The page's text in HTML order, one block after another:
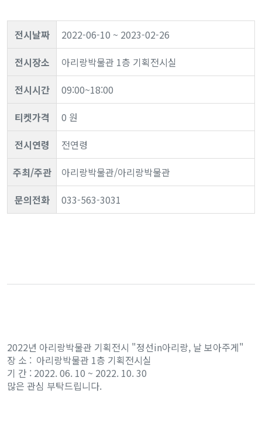
전시날짜
2022-06-10 ~ 2023-02-26
전시장소
아리랑박물관 1층 기획전시실
전시시간
09:00~18:00
티켓가격
0 원
전시연령
전연령
주최/주관
아리랑박물관/아리랑박물관
문의전화
033-563-3031
2022년 아리랑박물관 기획전시 "정선in아리랑, 날 보아주게"
장 소 : 아리랑박물관 1층 기획전시실
기 간 : 2022. 06. 10 ~ 2022. 10. 30
많은 관심 부탁드립니다.​